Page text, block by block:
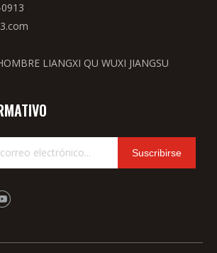
LIANGXI QU WUXI JIANGSU
Suscribirse